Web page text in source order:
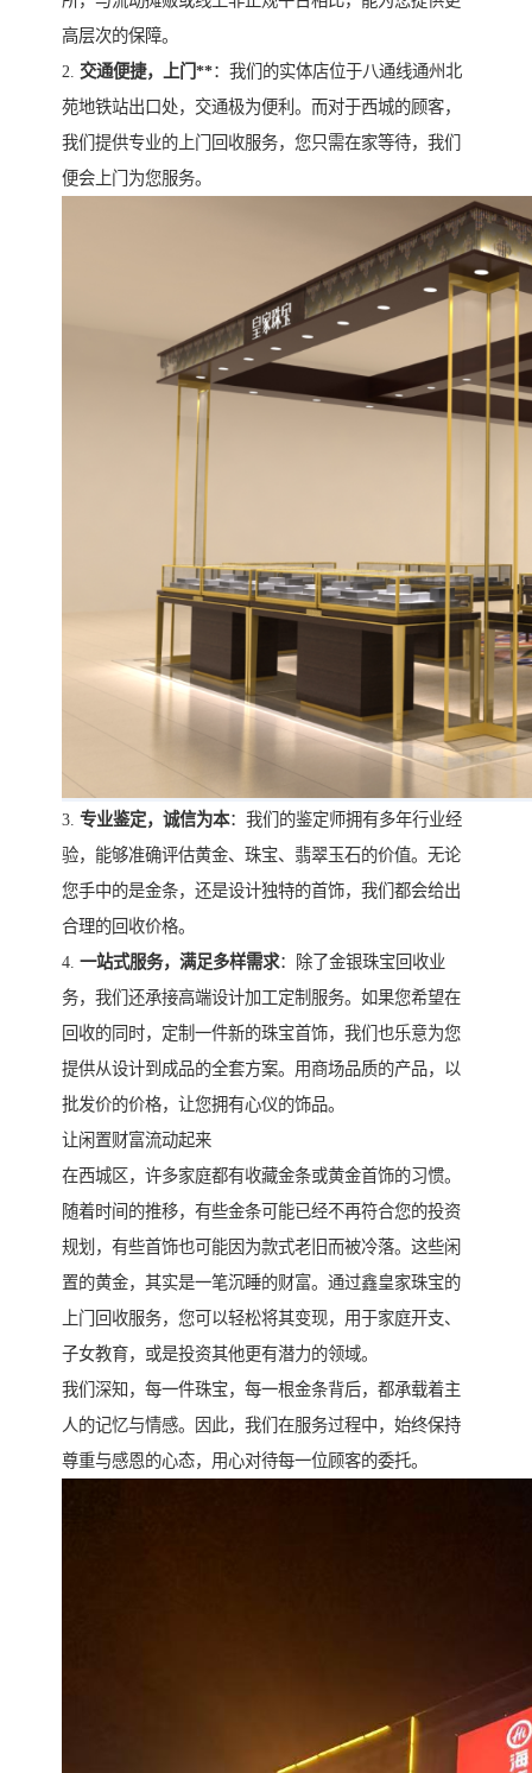
高层次的保障。
2. 交通便捷，上门**：我们的实体店位于八通线通州北
苑地铁站出口处，交通极为便利。而对于西城的顾客，
我们提供专业的上门回收服务，您只需在家等待，我们
便会上门为您服务。
3. 专业鉴定，诚信为本：我们的鉴定师拥有多年行业经
验，能够准确评估黄金、珠宝、翡翠玉石的价值。无论
您手中的是金条，还是设计独特的首饰，我们都会给出
合理的回收价格。
4. 一站式服务，满足多样需求：除了金银珠宝回收业
务，我们还承接高端设计加工定制服务。如果您希望在
回收的同时，定制一件新的珠宝首饰，我们也乐意为您
提供从设计到成品的全套方案。用商场品质的产品，以
批发价的价格，让您拥有心仪的饰品。
让闲置财富流动起来
在西城区，许多家庭都有收藏金条或黄金首饰的习惯。
随着时间的推移，有些金条可能已经不再符合您的投资
规划，有些首饰也可能因为款式老旧而被冷落。这些闲
置的黄金，其实是一笔沉睡的财富。通过鑫皇家珠宝的
上门回收服务，您可以轻松将其变现，用于家庭开支、
子女教育，或是投资其他更有潜力的领域。
我们深知，每一件珠宝，每一根金条背后，都承载着主
人的记忆与情感。因此，我们在服务过程中，始终保持
尊重与感恩的心态，用心对待每一位顾客的委托。